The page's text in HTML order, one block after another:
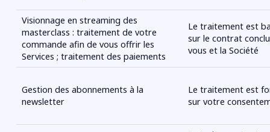
Visionnage en streaming des
masterclass : traitement de votre
commande afin de vous offrir les
Services ; traitement des paiements
Le traitement est
sur le contrat
vous et la Société
Gestion des abonnements à la
newsletter
Le traitement est
sur votre